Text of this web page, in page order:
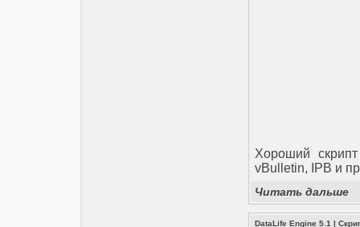
Хороший
vBulletin, IPB и
Читать дальше
DataLife Engine 5.1 |